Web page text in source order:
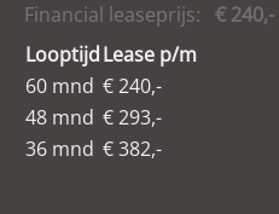
Financial leaseprijs: € 240,-
LooptijdLease p/m
60 mnd € 240,-
48 mnd € 293,-
36 mnd € 382,-